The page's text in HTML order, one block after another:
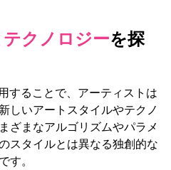
クノロジーを探
することで、アーティストは
しいアートスタイルやテクノ
ざまなアルゴリズムやパラメ
スタイルとは異なる独創的な
す。